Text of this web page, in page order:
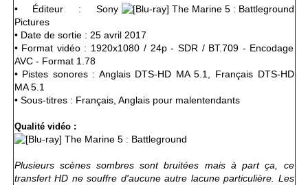
• Éditeur : Sony
Pictures
• Date de sortie : 25 avril 2017
• Format vidéo : 1920x1080 / 24p - SDR / BT.709 - Encodage
AVC - Format 1.78
• Pistes sonores : Anglais DTS-HD MA 5.1, FrançaisDTS-HD
MA 5.1
• Sous-titres : Français, Anglais pour malentendants
Qualité vidéo :
Plusieurs scènes sombres sont bruitées mais à part ça, ce
transfert HD ne souffre d'aucune autre lacune particulière. Les